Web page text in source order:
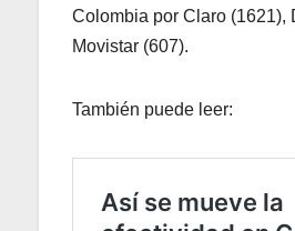
Colombia por Claro (1621),
Movistar (607).
También puede leer: